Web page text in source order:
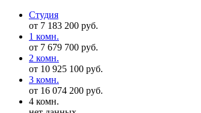
Студия
от 7 183 200 руб.
1 комн.
от 7 679 700 руб.
2 комн.
от 10 925 100 руб.
3 комн.
от 16 074 200 руб.
4 комн.